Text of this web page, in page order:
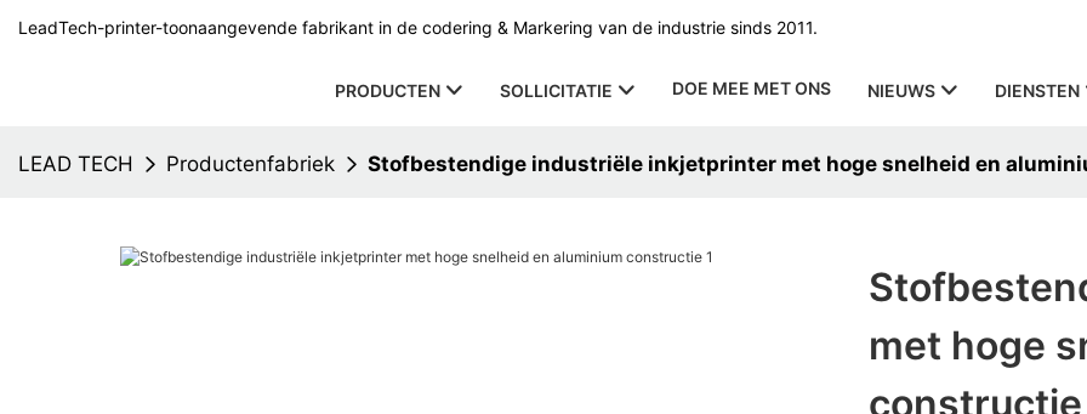
LeadTech-printer-toonaangevende fabrikant in de codering & Markering van de industrie sinds 2011.
PRODUCTEN SOLLICITATIE DOE MEE MET ONS NIEUWS DIENSTEN
LEAD TECH Productenfabriek Stofbestendige industriële inkjetprinter met hoge snelheid en
met hoge
constructie